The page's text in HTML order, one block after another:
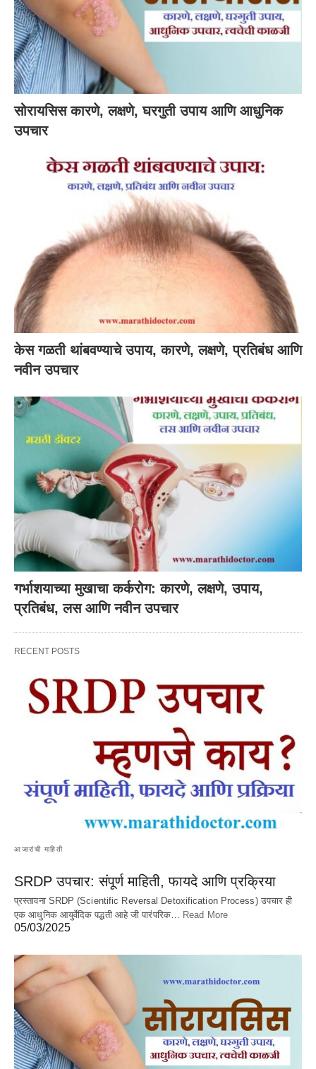
सोरायसिस कारणे, लक्षणे, घरगुती उपाय आणि आधुनिक
उपचार
केस गळती थांबवण्याचे उपाय, कारणे, लक्षणे, प्रतिबंध आणि
नवीन उपचार
गर्भाशयाच्या मुखाचा कर्करोग: कारणे, लक्षणे, उपाय,
प्रतिबंध, लस आणि नवीन उपचार
RECENT POSTS
आजारांची माहिती
SRDP उपचार: संपूर्ण माहिती, फायदे आणि प्रक्रिया
प्रस्तावना SRDP (Scientific Reversal Detoxification Process) उपचार ही
एक आधुनिक आयुर्वेदिक पद्धती आहे जी पारंपरिक…
Read More
05/03/2025